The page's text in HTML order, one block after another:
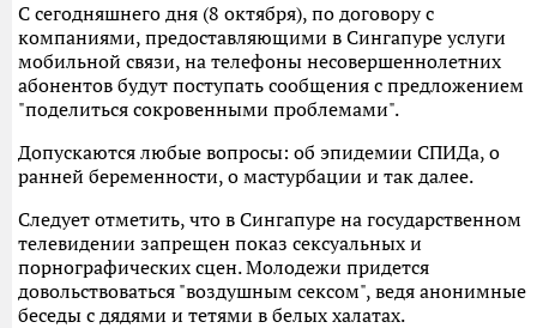
С сегодняшнего дня (8 октября), по договору с
компаниями, предоставляющими в Сингапуре услуги
мобильной связи, на телефоны несовершеннолетних
абонентов будут поступать сообщения с предложением
"поделиться сокровенными проблемами".
Допускаются любые вопросы: об эпидемии СПИДа, о
ранней беременности, о мастурбации и так далее.
Следует отметить, что в Сингапуре на государственном
телевидении запрещен показ сексуальных и
порнографических сцен. Молодежи придется
довольствоваться "воздушным сексом", ведя анонимные
беседы с дядями и тетями в белых халатах.